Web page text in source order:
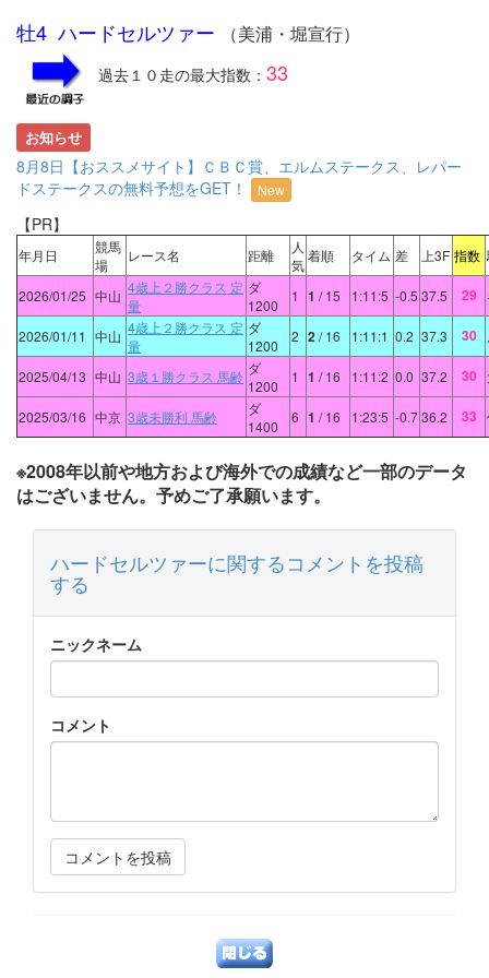
牡4 ハードセルツァー （美浦・堀宣行）
過去１０走の最大指数： 33
お知らせ
8月8日【おススメサイト】ＣＢＣ賞、エルムステークス、レパー
ドステークスの無料予想をGET！
New
【PR】
年月日
競馬
場
レース名 距離
人
気
着順 タイム 差 上3F 指数
2026/01/25 中山 4歳上２勝クラス 定
量
ダ
1200
1 1 / 15 1:11:5 -0.5 37.5 29
2026/01/11 中山 4歳上２勝クラス 定
量
ダ
1200
2 2/ 16 1:11:1 0.2 37.3 30
2025/04/13 中山 3歳１勝クラス 馬齢 ダ
1200
1 1 / 16 1:11:2 0.0 37.2 30
2025/03/16 中京 3歳未勝利 馬齢
ダ
1400
6 1 / 16 1:23:5 -0.736.2 33
※2008年以前や地方および海外での成績など一部のデータ
はございません。予めご了承願います。
ハードセルツァーに関するコメントを投稿
する
ニックネーム
コメント